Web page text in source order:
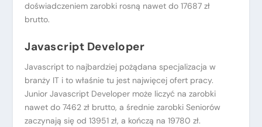
doświadczeniem zarobki rosną nawet do 17687 zł
brutto.
Javascript Developer
Javascript to najbardziej pożądana specjalizacja w
branży IT i to właśnie tu jest najwięcej ofert pracy.
Junior Javascript Developer może liczyć na zarobki
nawet do 7462 zł brutto, a średnie zarobki Seniorów
zaczynają się od 13951 zł, a kończą na 19780 zł.